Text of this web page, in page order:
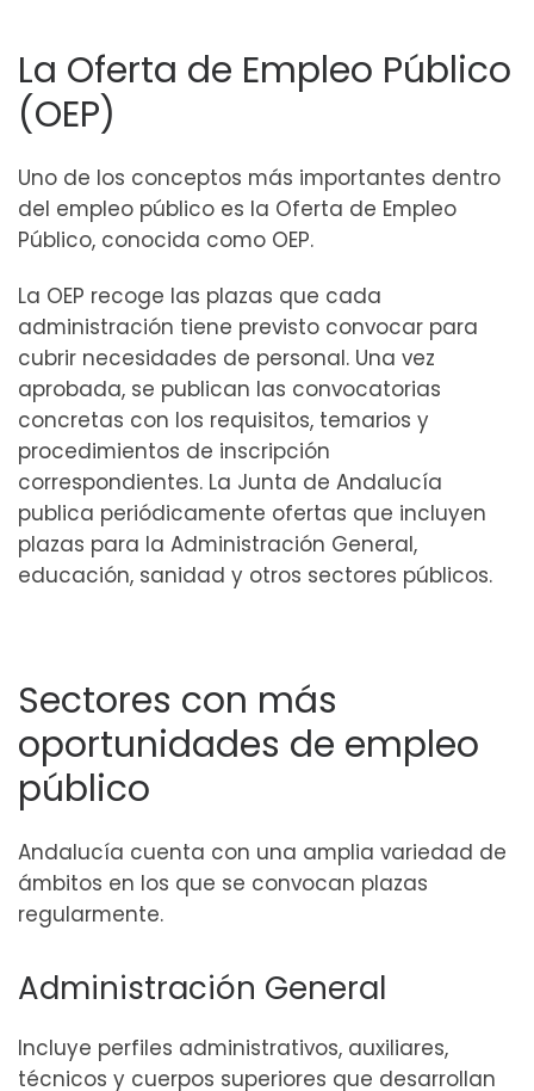
La Oferta de Empleo Público
(OEP)
Uno de los conceptos más importantes dentro
del empleo público es la Oferta de Empleo
Público, conocida como OEP.
La OEP recoge las plazas que cada
administración tiene previsto convocar para
cubrir necesidades de personal. Una vez
aprobada, se publican las convocatorias
concretas con los requisitos, temarios y
procedimientos de inscripción
correspondientes. La Junta de Andalucía
publica periódicamente ofertas que incluyen
plazas para la Administración General,
educación, sanidad y otros sectores públicos.
Sectores con más
oportunidades de empleo
público
Andalucía cuenta con una amplia variedad de
ámbitos en los que se convocan plazas
regularmente.
Administración General
Incluye perfiles administrativos, auxiliares,
técnicos y cuerpos superiores que desarrollan